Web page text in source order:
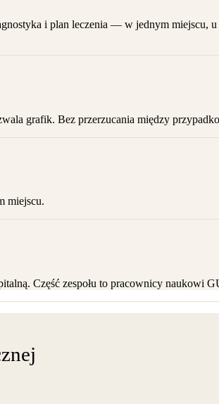
i plan leczenia — w jednym miejscu, u
grafik. Bez przerzucania między
miejscu.
Część zespołu to pracownicy naukowi